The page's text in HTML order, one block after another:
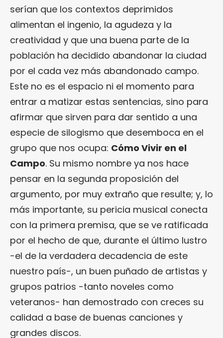
serían que los contextos deprimidos
alimentan el ingenio, la agudeza y la
creatividad y que una buena parte de la
población ha decidido abandonar la ciudad
por el cada vez más abandonado campo.
Este no es el espacio ni el momento para
entrar a matizar estas sentencias, sino para
afirmar que sirven para dar sentido a una
especie de silogismo que desemboca en el
grupo que nos ocupa: Cómo Vivir en el
Campo. Su mismo nombre ya nos hace
pensar en la segunda proposición del
argumento, por muy extraño que resulte; y, lo
más importante, su pericia musical conecta
con la primera premisa, que se ve ratificada
por el hecho de que, durante el último lustro
-el de la verdadera decadencia de este
nuestro país-, un buen puñado de artistas y
grupos patrios -tanto noveles como
veteranos- han demostrado con creces su
calidad a base de buenas canciones y
grandes discos.